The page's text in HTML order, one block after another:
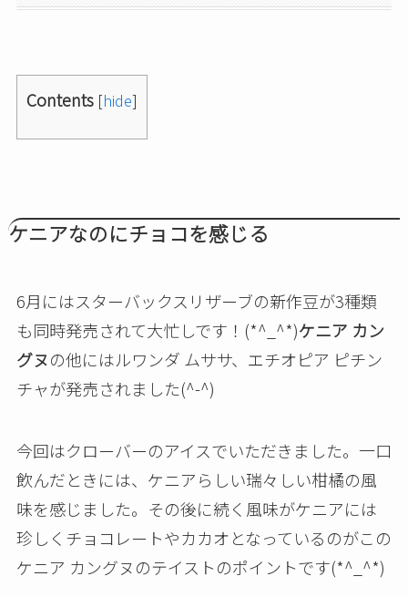
Contents [hide]
ケニアなのにチョコを感じる
6月にはスターバックスリザーブの新作豆が3種類
も同時発売されて大忙しです！(*^_^*)ケニア カン
グヌの他にはルワンダ ムササ、エチオピア ピチン
チャが発売されました(^-^)
今回はクローバーのアイスでいただきました。一口
飲んだときには、ケニアらしい瑞々しい柑橘の風
味を感じました。その後に続く風味がケニアには
珍しくチョコレートやカカオとなっているのがこの
ケニア カングヌのテイストのポイントです(*^_^*)